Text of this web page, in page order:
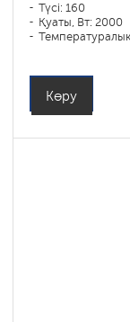
Түсі: 160
Қуаты, Вт: 2000
Көру